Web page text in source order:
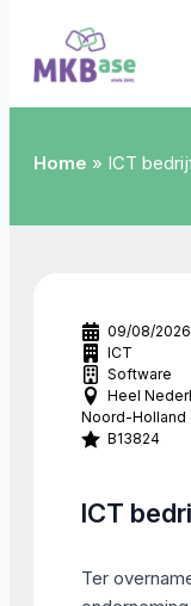
Home » ICT
09/08/2026
ICT
Software
Heel
Noord-Holland
B13824
ICT
Ter